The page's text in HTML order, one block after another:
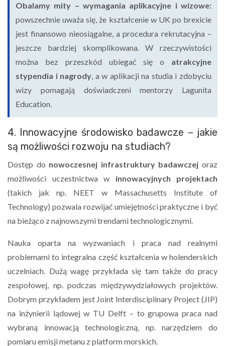
Obalamy mity – wymagania aplikacyjne i wizowe:
powszechnie uważa się, że kształcenie w UK po brexicie
jest finansowo nieosiągalne, a procedura rekrutacyjna –
jeszcze bardziej skomplikowana. W rzeczywistości
można bez przeszkód ubiegać się o atrakcyjne
stypendia i nagrody , a w aplikacji na studia i zdobyciu
wizy pomagają doświadczeni mentorzy Lagunita
Education.
4. Innowacyjne środowisko badawcze – jakie
są możliwości rozwoju na studiach?
Dostęp do nowoczesnej infrastruktury badawczej oraz
możliwości uczestnictwa w innowacyjnych projektach
(takich jak np. NEET w Massachusetts Institute of
Technology) pozwala rozwijać umiejętności praktyczne i być
na bieżąco z najnowszymi trendami technologicznymi.
Nauka oparta na wyzwaniach i praca nad realnymi
problemami to integralna część kształcenia w holenderskich
uczelniach. Dużą wagę przykłada się tam także do pracy
zespołowej, np. podczas międzywydziałowych projektów.
Dobrym przykładem jest Joint Interdisciplinary Project (JIP)
na inżynierii lądowej w TU Delft – to grupowa praca nad
wybraną innowacją technologiczną, np. narzędziem do
pomiaru emisji metanu z platform morskich.